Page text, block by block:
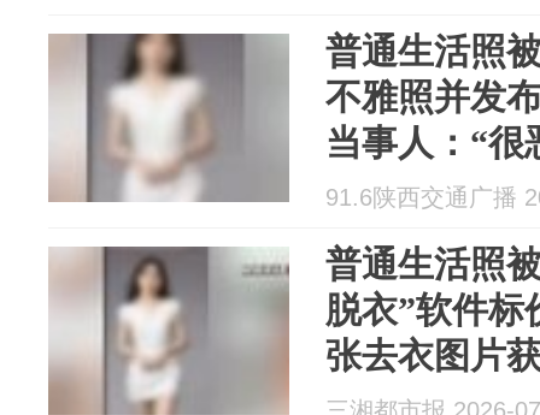
普通生活照
不雅照并发
当事人：“很
心！”央视起
业链
91.6陕西交通广播
普通生活照
脱衣”软件标
张去衣图片
底“AI脱衣”